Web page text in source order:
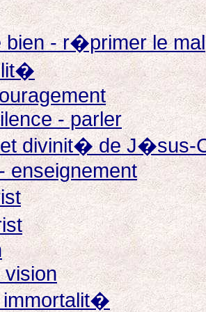
bien - r�primer le mal
- parler
divinit� de J�sus-
enseignement
vision